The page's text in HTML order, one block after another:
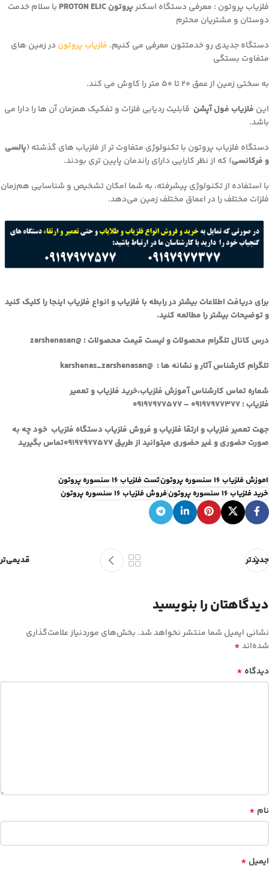
فلزیاب پروتون : معرفی دستگاه اسکنرپروتون PROTON ELIC
با سلام خدمت
دوستان و مشتریان محترم
دستگاه جدیدی رو خدمتتون معرفی می کنیم. فلزیاب پروتوندر زمین های
متفاوت بستگی
به سختی زمین از عمق ۲۰ تا ۵۰ متر را کاوش می کند.
این فلزیاب فول آپشن قابلیت ردیابی فلزات و تفکیک همزمان آن ها را دارا می
باشد.
دستگاه فلزیاب پروتون با تکنولوژی متفاوت تر از فلزیاب های گذشته (پالسی
و فرکانسی) که از نظر کارایی دارای راندمان پایین تری بودند.
با استفاده از تکنولوژی پیشرفته، به شما امکان تشخیص و شناسایی هم‌زمان
فلزات مختلف را در اعماق مختلف زمین می‌دهد.
برای دریافت اطلاعات بیشتر در رابطه با فلزیاب و انواع فلزیاب اینجا را کلیک کنید
و توضیحات بیشتر را مطالعه کنید.
درس کانال تلگرام محصولات و لیست قیمت محصولات : @zarshenasan
تلگرام کارشناس آثار و نشانه ها : @karshenas_zarshenasan
شماره تماس کارشناس آموزش فلزیاب،خرید فلزیاب و تعمیر
فلزیاب :
جهت تعمیر فلزیاب و ارتقا فلزیاب و فروش فلزیاب دستگاه فلزیاب خود چه به
صورت حضوری و غیر حضوری میتوانید از طریق۰۹۱۹۷۹۷۷۵۷۷تماس بگیرید
اموزش فلزیاب ۱۶ سنسوره پروتون
تست فلزیاب ۱۶ سنسوره پروتون
خرید فلزیاب ۱۶ سنسوره پروتون
فروش فلزیاب ۱۶ سنسوره پروتون
جدیدتر قدیمی‌تر
دیدگاهتان را بنویسید
نشانی ایمیل شما منتشر نخواهد شد. بخش‌های موردنیاز علامت‌گذاری
شده‌اند*
دیدگاه *
نام *
ایمیل *